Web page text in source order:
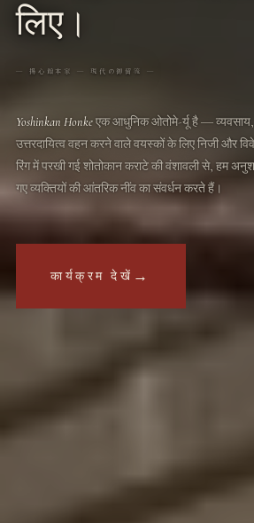
लिए।
― 揚心館本家 ― 現代の御留流 ―
Yoshinkan Honkeएक आधुनिक ओतोमे-र्यू है ― व्यवसाय,
उत्तरदायित्व वहन करने वाले वयस्कों के लिए निजी और
रिंग में परखी गई शोतोकान कराटे की वंशावली से, हम
गए व्यक्तियों की आंतरिक नींव का संवर्धन करते हैं।
कार्यक्रम देखें →